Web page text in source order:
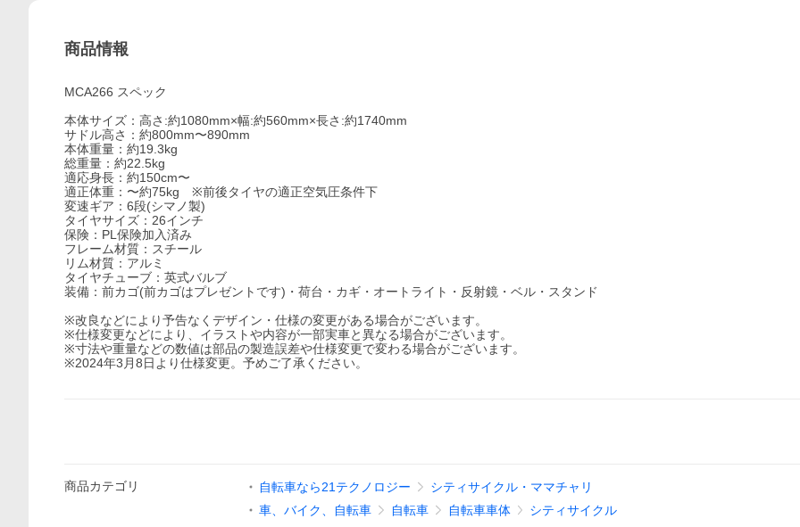
商品情報
MCA266 スペック
本体サイズ：高さ:約1080mm×幅:約560mm×長さ:約1740mm
サドル高さ：約800mm〜890mm
本体重量：約19.3kg
総重量：約22.5kg
適応身長：約150cm〜
適正体重：〜約75kg ※前後タイヤの適正空気圧条件下
変速ギア：6段(シマノ製)
タイヤサイズ：26インチ
保険：PL保険加入済み
フレーム材質：スチール
リム材質：アルミ
タイヤチューブ：英式バルブ
装備：前カゴ(前カゴはプレゼントです)・荷台・カギ・オートライト・反射鏡・ベル・スタンド
※改良などにより予告なくデザイン・仕様の変更がある場合がございます。
※仕様変更などにより、イラストや内容が一部実車と異なる場合がございます。
※寸法や重量などの数値は部品の製造誤差や仕様変更で変わる場合がございます。
※2024年3月8日より仕様変更。予めご了承ください。
商品カテゴリ 自転車なら21テクノロジー
シティサイクル・ママチャリ
車、バイク、自転車
自転車 自転車車体 シティサイクル